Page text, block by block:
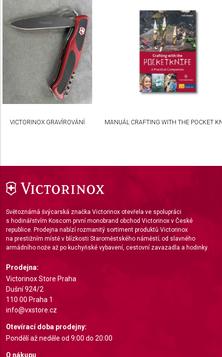
VICTORINOX GRAVÍROVÁNÍ MANUÁL CRAFTING WITH THE POCKET
Světoznámá švýcarská značka Victorinox otevřela ve spolupráci
s hodinářstvím Koscom první monobrand obchod Victorinox v České
republice. Prodejna nabízí rozmanitý sortiment produktů Victorinox
na prestižním místě v blízkosti Staroměstského náměstí; od slavného
armádního nože až po kuchyňské vybavení, cestovní zavazadla a hodinky.
Prodejna:
Victorinox Store Praha
Dušní 924/2
110 00 Praha 1
info@vxstore.cz
Otevírací doba prodejny:
Pondělí až neděle od 9:00 do 20:00
O nákupu
Develop and improve services
Use limited data to select content
IAB Special Features:
Use precise geolocation data
Identify devices based on information actively
requested
Necessary
Functional
Advertising